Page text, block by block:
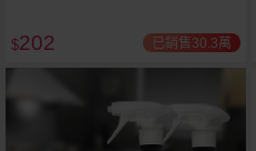
$202 已銷售30.3萬